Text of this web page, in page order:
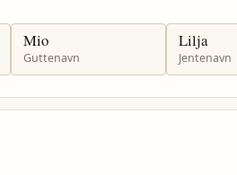
Mio
Guttenavn
Lilja
Jentenavn